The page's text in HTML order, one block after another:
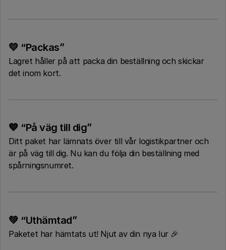
💛 “Packas”
Lagret håller på att packa din beställning och skickar
det inom kort.
💙 “På väg till dig”
Ditt paket har lämnats över till vår logistikpartner och
är på väg till dig. Nu kan du följa din beställning med
spårningsnumret.
💚 “Uthämtad”
Paketet har hämtats ut! Njut av din nya lur 🎉